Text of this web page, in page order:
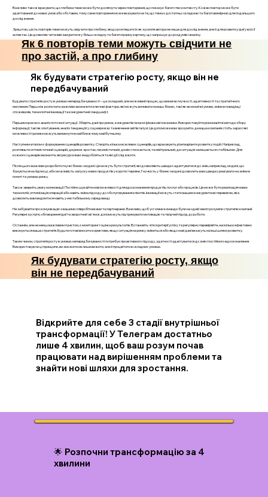
Важливо також врахувати, що глибина теми може бути досягнута через повторення, що показує багатство контексту. Кожен повтор може бути
адаптований до нових умов або обставин, тому саме повторення може вказувати на те, що тема є достатньо складною та багатовимірною для подальшого
дослідження.
Зрештою, шість повторів теми можуть свідчити про глибину, якщо розглядати їх як зусилля автора не лише для дослідження, але й для розвитку ідеї у всіх її
аспектах. Це дозволяє читачеві зануритися у більш складну та багатогранну картину, що запрошує до роздумів і аналізу.
Як 6 повторів теми можуть свідчити не
про застій, а про глибину
Як будувати стратегію росту, якщо він не
передбачуваний
Будувати стратегію росту в умовах непередбачуваності – це складний, але можливий процес, що вимагає гнучкості, адаптивності та стратегічного
мислення. Перш ніж розпочати, важливо визначити ключові фактори, які можуть впливати на ваш бізнес, такі як економічні умови, зміни в поведінці
споживачів, технологічні інновації та конкурентний ландшафт.
Першим кроком є аналіз поточної ситуації. Зберіть дані про ринок, конкурентів і власні фінансові показники. Використовуйте різноманітні методи збору
інформації, такі як опитування, аналіз тенденцій у соцмережах та вивчення звітів галузі. Це допоможе вам зрозуміти, де ваша компанія стоїть зараз і які
можливості і ризики можуть виникнути в найближчому майбутньому.
Наступним етапом є формування сценаріїв розвитку. Створіть кілька можливих сценаріїв, що враховують різні варіанти розвитку подій. Наприклад,
розгляньте оптимістичний сценарій, де ринок зростає, песимістичний, де він стискається, та нейтральний, де ситуація залишається стабільною. Для
кожного сценарію визначте, які ресурси вам знадобляться та які дії слід вжити.
Після цього важливо розробити гнучкі бізнес-моделі. Це можуть бути стратегії, які дозволяють швидко адаптуватися до змін, наприклад, моделі, що
базуються на підписці, або можливість запуску нових продуктів у короткі терміни. Гнучкість у бізнес-моделі дозволить вам швидко реагувати на зміни в
попиті та умовах ринку.
Також зверніть увагу на інновації. Постійно шукайте нові можливості для вдосконалення продуктів, послуг або процесів. Це може бути реалізація нових
технологій, оптимізація операцій або навіть зміна підходу до обслуговування клієнтів. Інновації можуть стати вашим конкурентною перевагою, яка
дозволить вам виділитися навіть у нестабільному середовищі.
Не забувайте про комунікацію з вашими співробітниками та партнерами. Важливо, щоб усі члени команди були на одній хвилі і розуміли стратегію компанії.
Регулярні зустрічі, обговорення ідеї та зворотний зв'язок допоможуть підтримувати мотивацію та творчий підхід до роботи.
Останнім, але не менш важливим пунктом, є моніторинг і оцінка результатів. Встановіть чіткі критерії успіху та регулярно перевіряйте, наскільки ефективно
виконується ваша стратегія. Будьте готові вносити корективи, якщо ситуація на ринку зміниться або якщо нові дані вкажуть на інші шляхи розвитку.
Таким чином, стратегія росту в умовах непередбачуваності потребує проактивного підходу, здатності адаптуватися до змін і постійного вдосконалення.
Використовуючи ці принципи, ви зможете не лише вижити, але й процвітати в складних умовах.
Як будувати стратегію росту, якщо
він не передбачуваний
Відкрийте для себе 3 стадії внутрішньої
трансформації! У Телеграм достатньо
лише 4 хвилин, щоб ваш розум почав
працювати над вирішенням проблеми та
знайти нові шляхи для зростання.
🌟 Розпочни трансформацію за 4
хвилини